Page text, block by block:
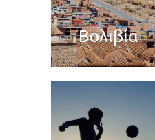
Βολιβία